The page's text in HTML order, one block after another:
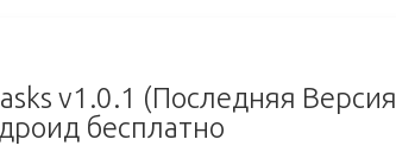
v1.0.1 (Последняя Версия
бесплатно